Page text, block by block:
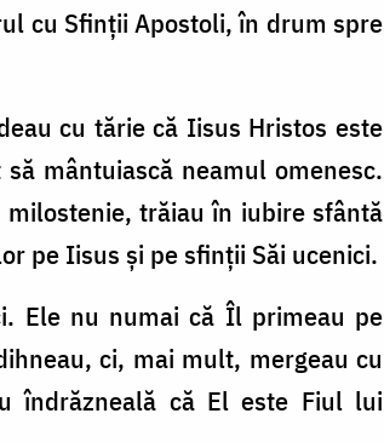
cu Sfinţii Apostoli, în drum spre
cu tărie că Iisus Hristos este
mântuiască neamul omenesc.
trăiau în iubire sfântă
pe Iisus şi pe sfinţii Săi ucenici.
Ele nu numai că Îl primeau pe
ci, mai mult, mergeau cu
îndrăzneală că El este Fiul lui